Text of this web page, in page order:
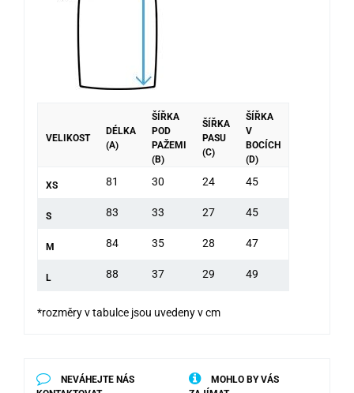
VELIKOST
DÉLKA
(A)
ŠÍŘKA
POD
PAŽEMI
(B)
ŠÍŘKA
PASU
(C)
ŠÍŘKA
V
BOCÍCH
(D)
XS 81 30 24 45
S 83 33 27 45
M 84 35 28 47
L 88 37 29 49
*rozměry v tabulce jsou uvedeny v cm
NEVÁHEJTE NÁS
MOHLO BY VÁS